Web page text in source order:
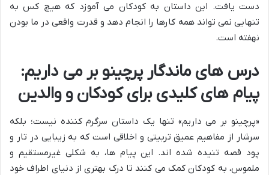
دست یافت. این داستان به کودکان می آموزد که هیچ کس به
تنهایی نمی تواند همه کارها را انجام دهد و قدرت واقعی در ما بودن
نهفته است.
درس های ماندگار پرچینو بر می داریم:
پیام های کلیدی برای کودکان و والدین
«پرچینو بر می داریم» تنها یک داستان سرگرم کننده نیست؛ بلکه
سرشار از مفاهیم عمیق تربیتی و اخلاقی است که به زیبایی در تار و
پود قصه تنیده شده اند. این پیام ها، به شکلی غیرمستقیم و
ملموس، به کودکان کمک می کنند تا درک بهتری از دنیای اطراف خود